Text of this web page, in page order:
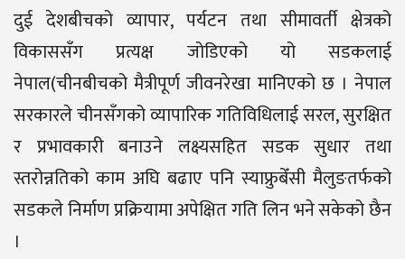
दुई देशबीचको व्यापार, पर्यटन तथा सीमावर्ती क्षेत्रको
विकाससँग प्रत्यक्ष जोडिएको यो सडकलाई
नेपाल(चीनबीचको मैत्रीपूर्ण जीवनरेखा मानिएको छ । नेपाल
सरकारले चीनसँगको व्यापारिक गतिविधिलाई सरल, सुरक्षित
र प्रभावकारी बनाउने लक्ष्यसहित सडक सुधार तथा
स्तरोन्नतिको काम अघि बढाए पनि स्याफ्रुबेँसी मैलुङतर्फको
सडकले निर्माण प्रक्रियामा अपेक्षित गति लिन भने सकेको छैन
।